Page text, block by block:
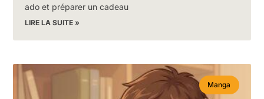
ado et préparer un cadeau
LIRE LA SUITE »
Manga